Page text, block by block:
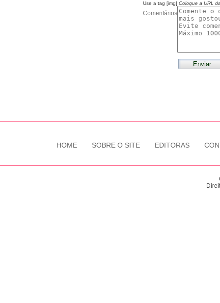
Use a tag [img] Coloque a URL
Comentários
HOME SOBRE O SITE EDITORAS